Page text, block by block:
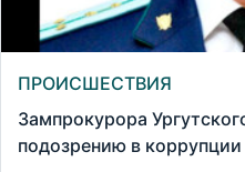
ПРОИСШЕСТВИЯ
Зампрокурора
подозрению в коррупции